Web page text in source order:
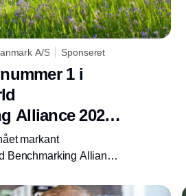
A/S Sponseret
1 i
Alliance 2023
markant
Benchmarking Alliance
og